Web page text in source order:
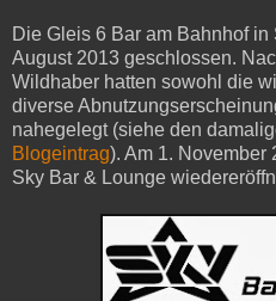
Die Gleis 6 Bar am Bahnhof
August 2013 geschlossen.
Wildhaber hatten sowohl die
diverse
nahegelegt (siehe den
Blogeintrag). Am 1. November
Sky Bar & Lounge